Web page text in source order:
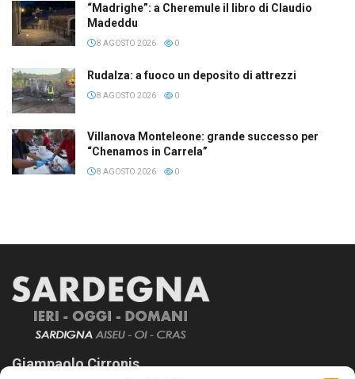
“Madrighe”: a Cheremule il libro di Claudio
Madeddu
8 AGOSTO 2026 0
Rudalza: a fuoco un deposito di attrezzi
8 AGOSTO 2026 0
Villanova Monteleone: grande successo per
“Chenamos in Carrela”
8 AGOSTO 2026 0
Giampaolo Cirronis